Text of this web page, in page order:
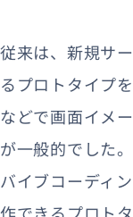
従来は、新規サ
るプロトタイプ
などで画面イメ
が一般的でした。
バイブコーディ